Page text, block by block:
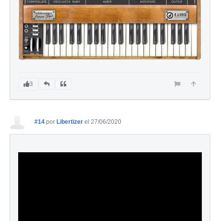
3
#14 por Libertizer el 27/06/2020